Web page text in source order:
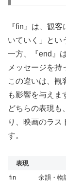
『fin』は、観
いていく」とい
一方、『end』
メッセージを持
この違いは、観
も影響を与えま
どちらの表現も
り、映画のラス
す。
表現
fin
余韻・物